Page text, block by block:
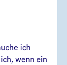
ich
wenn ein